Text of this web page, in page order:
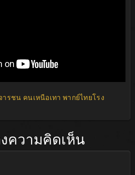
จารชน คนเหนือเทา พากย์ไทยโรง
ความคิดเห็น